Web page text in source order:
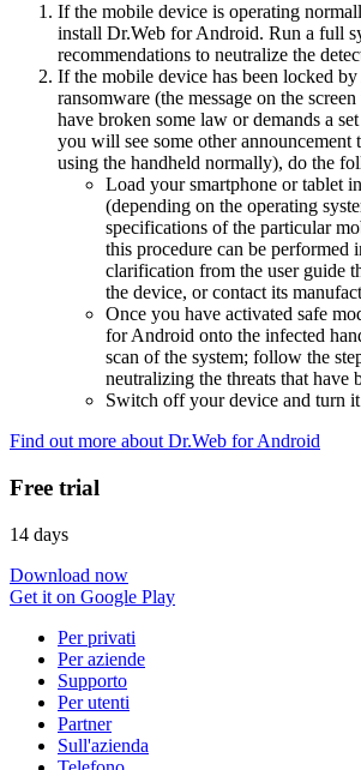
If the mobile device is operating
install Dr.Web for Android. Run a full
recommendations to neutralize the
If the mobile device has been locked
ransomware (the message on the
have broken some law or demands a
you will see some other announcement
using the handheld normally), do the
Load your smartphone or tablet
(depending on the operating
specifications of the particular
this procedure can be performed
clarification from the user guide
the device, or contact its
Once you have activated safe
for Android onto the infected
scan of the system; follow the
neutralizing the threats that have
Switch off your device and turn
Find out more about Dr.Web for Android
Free trial
14 days
Download now
Get it on Google Play
Per privati
Per aziende
Supporto
Per utenti
Partner
Sull'azienda